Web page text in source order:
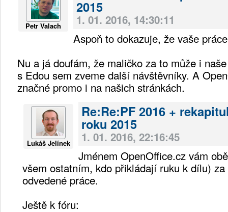
Petr Valach
2015
1. 01. 2016, 14:30:11
Aspoň to dokazuje, že vaše
Nu a já doufám, že maličko za to může i
s Edou sem zveme další návštěvníky. A
značné promo i na našich stránkách.
Lukáš Jelínek
Re:Re:PF 2016 +
roku 2015
1. 01. 2016, 22:16:45
Jménem OpenOffice.cz vám
všem ostatním, kdo přikládají ruku k dílu)
odvedené práce.
Ještě k fóru: